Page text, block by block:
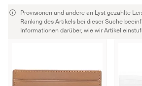
Provisionen und andere an Lyst gezahlte
Ranking des Artikels bei dieser Suche
Informationen darüber, wie wir Artikel